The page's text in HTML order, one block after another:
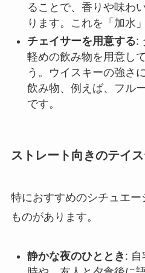
ることで、香りや味わ
ります。これを「加水
チェイサーを用意する:
軽めの飲み物を用意し
う。ウイスキーの強さ
飲み物、例えば、フル
です。
ストレート向きのテイ
特におすすめのシチュエ
ものがあります。
静かな夜のひととき : 自